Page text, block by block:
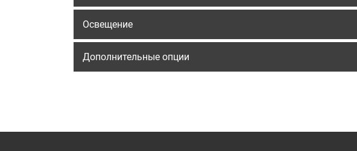
Освещение
Дополнительные опции